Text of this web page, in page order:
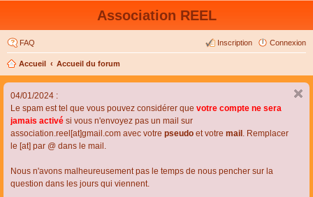
Association REEL
FAQ Connexion
Inscription
Accueil Accueil du forum
04/01/2024 :
Le spam est tel que vous pouvez considérer que votre compte ne sera
jamais activé si vous n'envoyez pas un mail sur
association.reel[at]gmail.com avec votre pseudo et votre mail . Remplacer
le [at] par @ dans le mail.
Nous n'avons malheureusement pas le temps de nous pencher sur la
question dans les jours qui viennent.